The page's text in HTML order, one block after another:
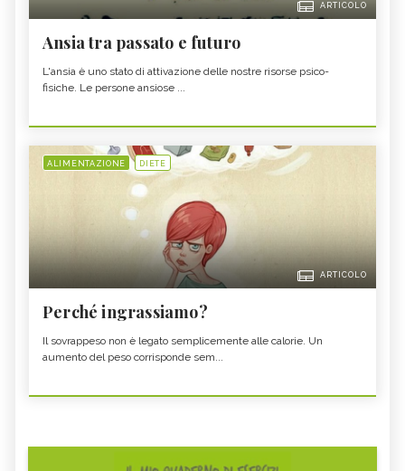
ARTICOLO
Ansia tra passato e futuro
L'ansia è uno stato di attivazione delle nostre risorse psico-
fisiche. Le persone ansiose ...
ALIMENTAZIONE DIETE
ARTICOLO
Perché ingrassiamo?
Il sovrappeso non è legato semplicemente alle calorie. Un
aumento del peso corrisponde sem...